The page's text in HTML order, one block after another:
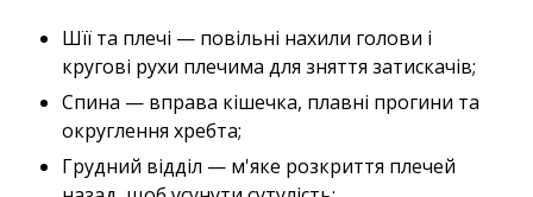
Шїї та плечі — повільні нахили голови і
кругові рухи плечима для зняття затискачів;
Спина — вправа кішечка, плавні прогини та
округлення хребта;
Грудний відділ — м'яке розкриття плечей